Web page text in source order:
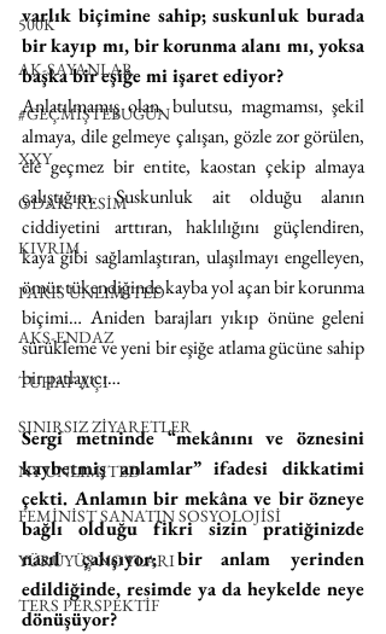
500K
AK-SAYANLAR
#GEÇMİŞTEBUGÜN
XXY
ODAK: RESİM
KIVRIM
PARIS UNLIMITED
AKS-ENDAZ
TUHAF AÇI
SINIRSIZ ZİYARETLER
NY UNLIMITED
FEMİNİST SANATIN SOSYOLOJİSİ
YÜRÜYÜŞ NOTLARI
TERS PERSPEKTİF
varlık biçimine sahip; suskunluk burada
bir kayıp mı, bir korunma alanı mı, yoksa
başka bir eşiğe mi işaret ediyor?
Anlatılmamış olan, bulutsu, magmamsı, şekil
almaya, dile gelmeye çalışan, gözle zor görülen,
ele geçmez bir entite, kaostan çekip almaya
çalıştığım. Suskunluk ait olduğu alanın
ciddiyetini arttıran, haklılığını güçlendiren,
kaya gibi sağlamlaştıran, ulaşılmayı engelleyen,
ömür tükendiğinde kayba yol açan bir korunma
biçimi… Aniden barajları yıkıp önüne geleni
sürükleme ve yeni bir eşiğe atlama gücüne sahip
bir patlayıcı…
Sergi metninde “mekânını ve öznesini
kaybetmiş anlamlar” ifadesi dikkatimi
çekti. Anlamın bir mekâna ve bir özneye
bağlı olduğu fikri sizin pratiğinizde
nasıl çalışıyor; bir anlam yerinden
edildiğinde, resimde ya da heykelde neye
dönüşüyor?